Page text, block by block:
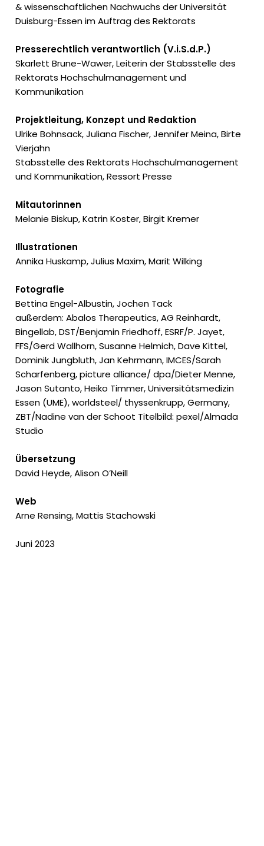
& wissenschaftlichen Nachwuchs der Universität
Duisburg-Essen im Auftrag des Rektorats
Presserechtlich verantwortlich (V.i.S.d.P.)
Skarlett Brune-Wawer, Leiterin der Stabsstelle des
Rektorats Hochschulmanagement und
Kommunikation
Projektleitung, Konzept und Redaktion
Ulrike Bohnsack, Juliana Fischer, Jennifer Meina, Birte
Vierjahn
Stabsstelle des Rektorats Hochschulmanagement
und Kommunikation, Ressort Presse
Mitautorinnen
Melanie Biskup, Katrin Koster, Birgit Kremer
Illustrationen
Annika Huskamp, Julius Maxim, Marit Wilking
Fotografie
Bettina Engel-Albustin, Jochen Tack
außerdem: Abalos Therapeutics, AG Reinhardt,
Bingellab, DST/Benjamin Friedhoff, ESRF/P. Jayet,
FFS/Gerd Wallhorn, Susanne Helmich, Dave Kittel,
Dominik Jungbluth, Jan Kehrmann, IMCES/Sarah
Scharfenberg, picture alliance/ dpa/Dieter Menne,
Jason Sutanto, Heiko Timmer, Universitätsmedizin
Essen (UME), worldsteel/ thyssenkrupp, Germany,
ZBT/Nadine van der Schoot Titelbild: pexel/Almada
Studio
Übersetzung
David Heyde, Alison O’Neill
Web
Arne Rensing, Mattis Stachowski
Juni 2023